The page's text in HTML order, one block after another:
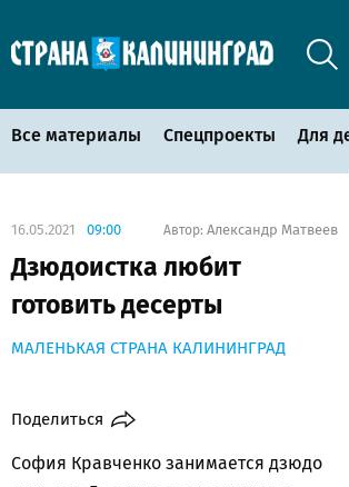
Все материалы Спецпроекты Для
16.05.2021 09:00 Автор: Александр Матвеев
Дзюдоистка любит
готовить десерты
МАЛЕНЬКАЯ СТРАНА КАЛИНИНГРАД
Поделиться
София Кравченко занимается дзюдо